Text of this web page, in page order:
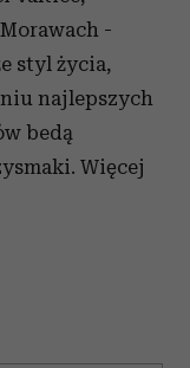
-
styl życia,
najlepszych
bedą
Więcej